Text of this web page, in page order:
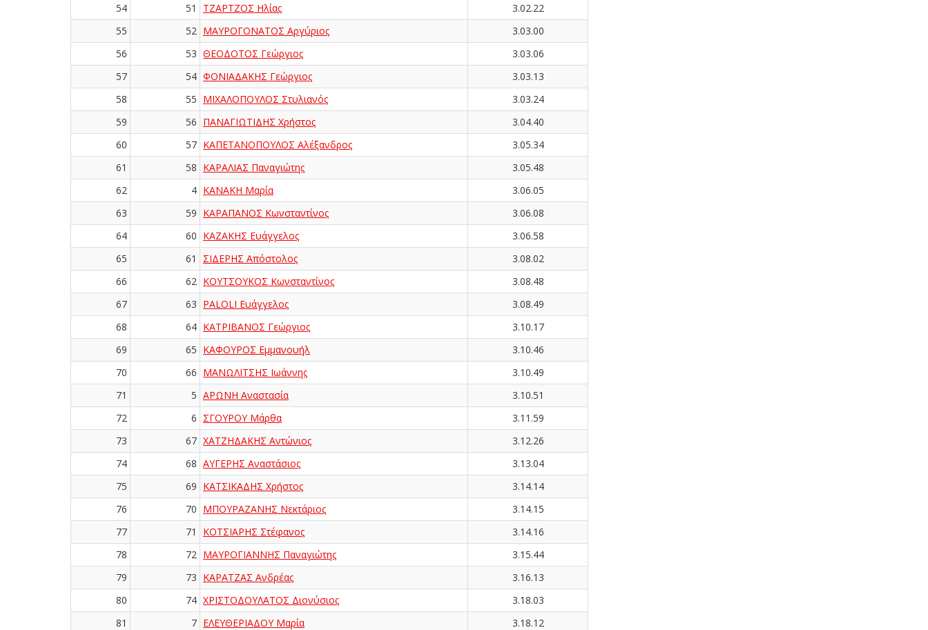
54
51 ΤΖΑΡΤΖΟΣ Ηλίας
3.02.22
55
52 ΜΑΥΡΟΓΟΝΑΤΟΣ Αργύριος
3.03.00
56
53 ΘΕΟΔΟΤΟΣ Γεώργιος
3.03.06
57
54 ΦΟΝΙΑΔΑΚΗΣ Γεώργιος
3.03.13
58
55 ΜΙΧΑΛΟΠΟΥΛΟΣ Στυλιανός
3.03.24
59
56 ΠΑΝΑΓΙΩΤΙΔΗΣ Χρήστος
3.04.40
60
57 ΚΑΠΕΤΑΝΟΠΟΥΛΟΣ Αλέξανδρος
3.05.34
61
58 ΚΑΡΑΛΙΑΣ Παναγιώτης
3.05.48
62
4 ΚΑΝΑΚΗ Μαρία
3.06.05
63
59 ΚΑΡΑΠΑΝΟΣ Κωνσταντίνος
3.06.08
64
60 ΚΑΖΑΚΗΣ Ευάγγελος
3.06.58
65
61 ΣΙΔΕΡΗΣ Απόστολος
3.08.02
66
62 ΚΟΥΤΣΟΥΚΟΣ Κωνσταντίνος
3.08.48
67
63 PALOLI Ευάγγελος
3.08.49
68
64 ΚΑΤΡΙΒΑΝΟΣ Γεώργιος
3.10.17
69
65 ΚΑΦΟΥΡΟΣ Εμμανουήλ
3.10.46
70
66 ΜΑΝΩΛΙΤΣΗΣ Ιωάννης
3.10.49
71
5 ΑΡΩΝΗ Αναστασία
3.10.51
72
6 ΣΓΟΥΡΟΥ Μάρθα
3.11.59
73
67 ΧΑΤΖΗΔΑΚΗΣ Αντώνιος
3.12.26
74
68 ΑΥΓΕΡΗΣ Αναστάσιος
3.13.04
75
69 ΚΑΤΣΙΚΑΔΗΣ Χρήστος
3.14.14
76
70 ΜΠΟΥΡΑΖΑΝΗΣ Νεκτάριος
3.14.15
77
71 ΚΟΤΣΙΑΡΗΣ Στέφανος
3.14.16
78
72 ΜΑΥΡΟΓΙΑΝΝΗΣ Παναγιώτης
3.15.44
79
73 ΚΑΡΑΤΖΑΣ Ανδρέας
3.16.13
80
74 ΧΡΙΣΤΟΔΟΥΛΑΤΟΣ Διονύσιος
3.18.03
81
7 ΕΛΕΥΘΕΡΙΑΔΟΥ Μαρία 3.18.12